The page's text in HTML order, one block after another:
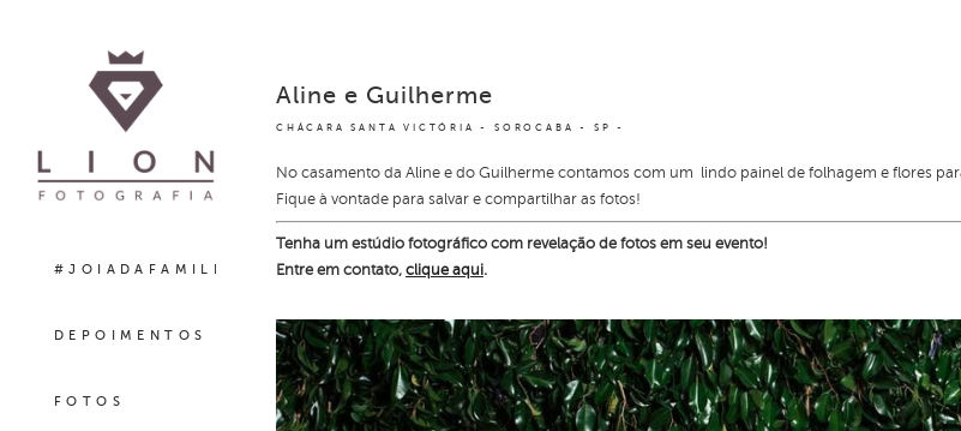
#JOIADAFAMILIA
DEPOIMENTOS
FOTOS
CHÁCARA SANTA VICTÓRIA - SOROCABA - SP
Aline e Guilherme
No casamento da Aline e do Guilherme contamos com um lindo painel de folhagem e flores
Fique à vontade para salvar e compartilhar as fotos!
Tenha um estúdio fotográfico com revelação de fotos em seu evento!
Entre em contato, clique aqui.